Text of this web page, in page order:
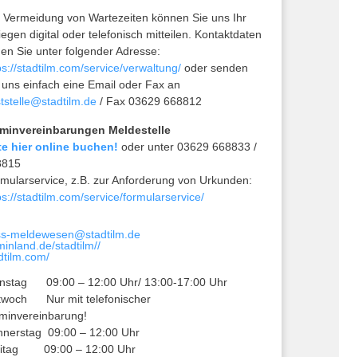
Vermeidung von Wartezeiten können Sie uns Ihr
digital oder telefonisch mitteilen. Kontaktdaten
Sie unter folgender Adresse:
stadtilm.com/service/verwaltung/ oder senden
uns einfach eine Email oder Fax an
/ Fax 03629 668812
Meldestelle
hier online buchen! oder unter 03629 668833 /
z.B. zur Anforderung von Urkunden:
stadtilm.com/service/formularservice/
meldewesen@stadtilm.de
stadtilm//
09:00 – 12:00 Uhr/ 13:00-17:00 Uhr
Nur mit telefonischer
09:00 – 12:00 Uhr
09:00 – 12:00 Uhr